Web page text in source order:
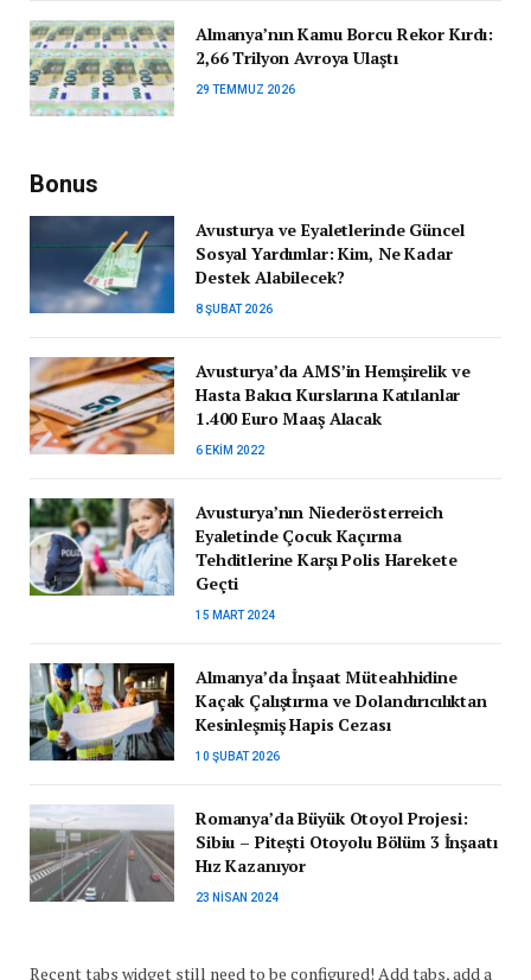
Almanya’nın Kamu Borcu Rekor Kırdı:
2,66 Trilyon Avroya Ulaştı
29 TEMMUZ 2026
Bonus
Avusturya ve Eyaletlerinde Güncel
Sosyal Yardımlar: Kim, Ne Kadar
Destek Alabilecek?
8 ŞUBAT 2026
Avusturya’da AMS’in Hemşirelik ve
Hasta Bakıcı Kurslarına Katılanlar
1.400 Euro Maaş Alacak
6 EKIM 2022
Avusturya’nın Niederösterreich
Eyaletinde Çocuk Kaçırma
Tehditlerine Karşı Polis Harekete
Geçti
15 MART 2024
Almanya’da İnşaat Müteahhidine
Kaçak Çalıştırma ve Dolandırıcılıktan
Kesinleşmiş Hapis Cezası
10 ŞUBAT 2026
Romanya’da Büyük Otoyol Projesi:
Sibiu – Pitești Otoyolu Bölüm 3 İnşaatı
Hız Kazanıyor
23 NISAN 2024
Recent tabs widget still need to be configured! Add tabs, add a